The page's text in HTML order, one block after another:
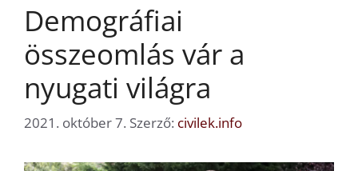
Demográfiai
összeomlás vár a
nyugati világra
2021. október 7. Szerző: civilek.info